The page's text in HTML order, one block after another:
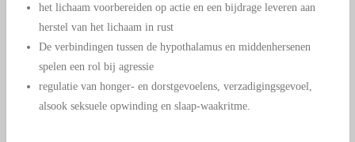
het lichaam voorbereiden op actie en een bijdrage leveren aan
herstel van het lichaam in rust
De verbindingen tussen de hypothalamus en middenhersenen
spelen een rol bij agressie
regulatie van honger- en dorstgevoelens, verzadigingsgevoel,
alsook seksuele opwinding en slaap-waakritme.